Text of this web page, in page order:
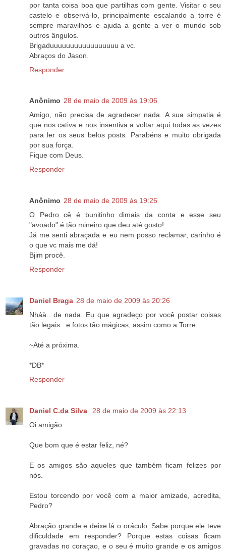
por tanta coisa boa que partilhas com gente. Visitar o seu
castelo e observá-lo, principalmente escalando a torre é
sempre maravilhos e ajuda a gente a ver o mundo sob
outros ângulos.
Brigaduuuuuuuuuuuuuuuuu a vc.
Abraços do Jason.
Responder
Anônimo 28 de maio de 2009 às 19:06
Amigo, não precisa de agradecer nada. A sua simpatia é
que nos cativa e nos insentiva a voltar aqui todas as vezes
para ler os seus belos posts. Parabéns e muito obrigada
por sua força.
Fique com Deus.
Responder
Anônimo 28 de maio de 2009 às 19:26
O Pedro cê é bunitinho dimais da conta e esse seu
"avoado" é tão mineiro que deu até gosto!
Já me senti abraçada e eu nem posso reclamar, carinho é
o que vc mais me dá!
Bjim procê.
Responder
Daniel Braga 28 de maio de 2009 às 20:26
Nháà.. de nada. Eu que agradeço por você postar coisas
tão legais.. e fotos tão mágicas, assim como a Torre.
~Até a próxima.
*DB*
Responder
Daniel C.da Silva
28 de maio de 2009 às 22:13
Oi amigão
Que bom que é estar feliz, né?
E os amigos são aqueles que também ficam felizes por
nós.
Estou torcendo por você com a maior amizade, acredita,
Pedro?
Abração grande e deixe lá o oráculo. Sabe porque ele teve
dificuldade em responder? Porque estas coisas ficam
gravadas no coraçao, e o seu é muito grande e os amigos